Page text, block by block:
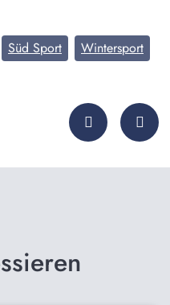
Süd Sport Wintersport